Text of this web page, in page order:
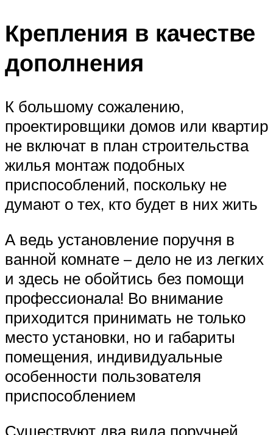
Крепления в качестве
дополнения
К большому сожалению,
проектировщики домов или квартир
не включат в план строительства
жилья монтаж подобных
приспособлений, поскольку не
думают о тех, кто будет в них жить
А ведь установление поручня в
ванной комнате – дело не из легких
и здесь не обойтись без помощи
профессионала! Во внимание
приходится принимать не только
место установки, но и габариты
помещения, индивидуальные
особенности пользователя
приспособлением
Существуют два вида поручней.